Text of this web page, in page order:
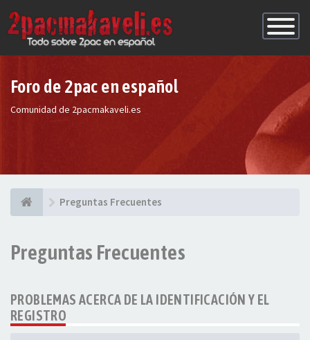
de
Foro de 2pac en español
Comunidad de 2pacmakaveli.es
Preguntas Frecuentes
Preguntas Frecuentes
PROBLEMAS ACERCA DE LA IDENTIFICACIÓN Y EL
REGISTRO